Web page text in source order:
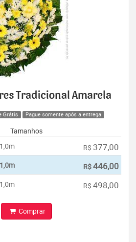
Tradicional Amarela
Grátis Pague somente após a entrega
Tamanhos
R$ 377,00
R$446,00
R$ 498,00
Comprar